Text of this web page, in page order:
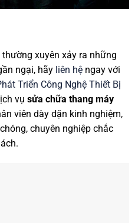
xuyên xảy ra những
ngại, hãy liên hệ ngay với
Triển Công Nghệ Thiết Bị
vụ sửa chữa thang máy
viên dày dặn kinh nghiệm,
chuyên nghiệp chắc